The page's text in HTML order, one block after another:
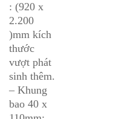
: (920 x
2.200
)mm kích
thước
vượt phát
sinh thêm.
– Khung
bao 40 x